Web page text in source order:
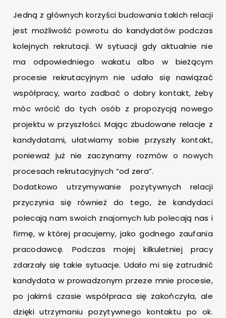
Jedną z głównych korzyści budowania takich relacji
jest możliwość powrotu do kandydatów podczas
kolejnych rekrutacji. W sytuacji gdy aktualnie nie
ma odpowiedniego wakatu albo w bieżącym
procesie rekrutacyjnym nie udało się nawiązać
współpracy, warto zadbać o dobry kontakt, żeby
móc wrócić do tych osób z propozycją nowego
projektu w przyszłości. Mając zbudowane relacje z
kandydatami, ułatwiamy sobie przyszły kontakt,
ponieważ już nie zaczynamy rozmów o nowych
procesach rekrutacyjnych “od zera”.
Dodatkowo utrzymywanie pozytywnych relacji
przyczynia się również do tego, że kandydaci
polecają nam swoich znajomych lub polecają nas i
firmę, w której pracujemy, jako godnego zaufania
pracodawcę. Podczas mojej kilkuletniej pracy
zdarzały się takie sytuacje. Udało mi się zatrudnić
kandydata w prowadzonym przeze mnie procesie,
po jakimś czasie współpraca się zakończyła, ale
dzięki utrzymaniu pozytywnego kontaktu po ok.